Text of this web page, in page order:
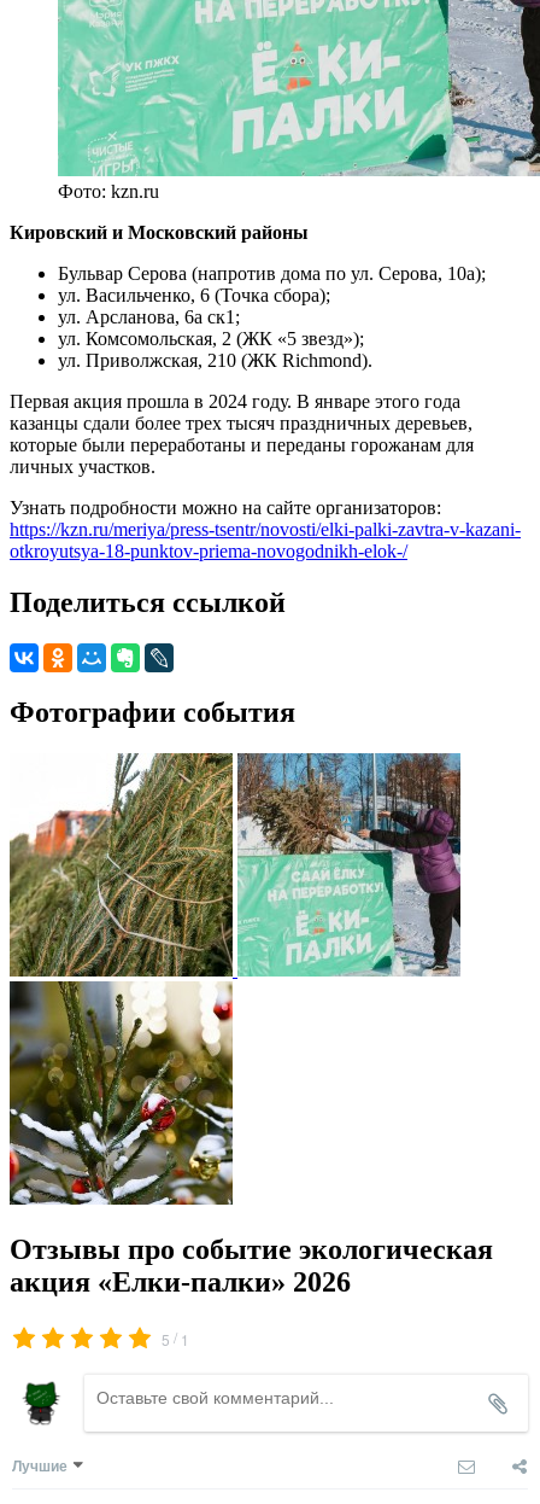
Фото: kzn.ru
Кировский и Московский районы
Бульвар Серова (напротив дома по ул. Серова, 10а);
ул. Васильченко, 6 (Точка сбора);
ул. Арсланова, 6а ск1;
ул. Комсомольская, 2 (ЖК «5 звезд»);
ул. Приволжская, 210 (ЖК Richmond).
Первая акция прошла в 2024 году. В январе этого года
казанцы сдали более трех тысяч праздничных деревьев,
которые были переработаны и переданы горожанам для
личных участков.
Узнать подробности можно на сайте организаторов:
https://kzn.ru/meriya/press-tsentr/novosti/elki-palki-zavtra-v-kazani-
otkroyutsya-18-punktov-priema-novogodnikh-elok-/
Поделиться ссылкой
Фотографии события
Отзывы про событие экологическая
акция «Елки-палки» 2026
5 / 1
Лучшие